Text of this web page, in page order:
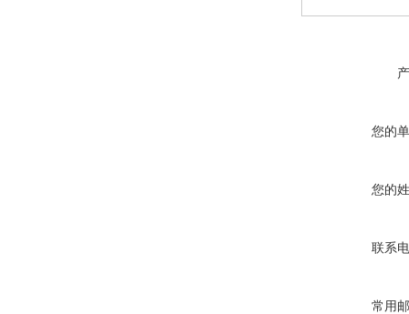
您的
您的
联系
常用